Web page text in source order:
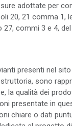
adottate per
20, 21 comma 1,
commi 3 e 4,
presenti nel
sono
la qualità dei
presentate in
chiare o dati